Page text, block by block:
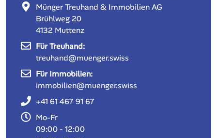
Münger Treuhand & Immobilien AG